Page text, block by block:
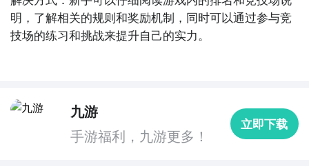
斗边疆啦。
明，了解相关的规则和奖励机制，同时可以通过参与竞
技场的练习和挑战来提升自己的实力。
九游
手游福利，九游更多！
立即下载